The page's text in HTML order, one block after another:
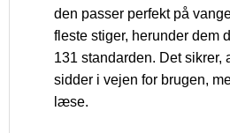
den passer perfekt på
fleste stiger, herunder dem
131 standarden. Det sikrer,
sidder i vejen for brugen,
læse.